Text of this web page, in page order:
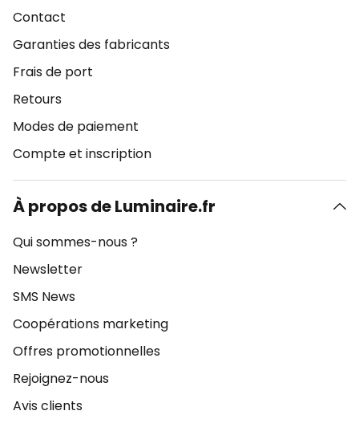
Contact
Garanties des fabricants
Frais de port
Retours
Modes de paiement
Compte et inscription
À propos de Luminaire.fr
Qui sommes-nous ?
Newsletter
SMS News
Coopérations marketing
Offres promotionnelles
Rejoignez-nous
Avis clients